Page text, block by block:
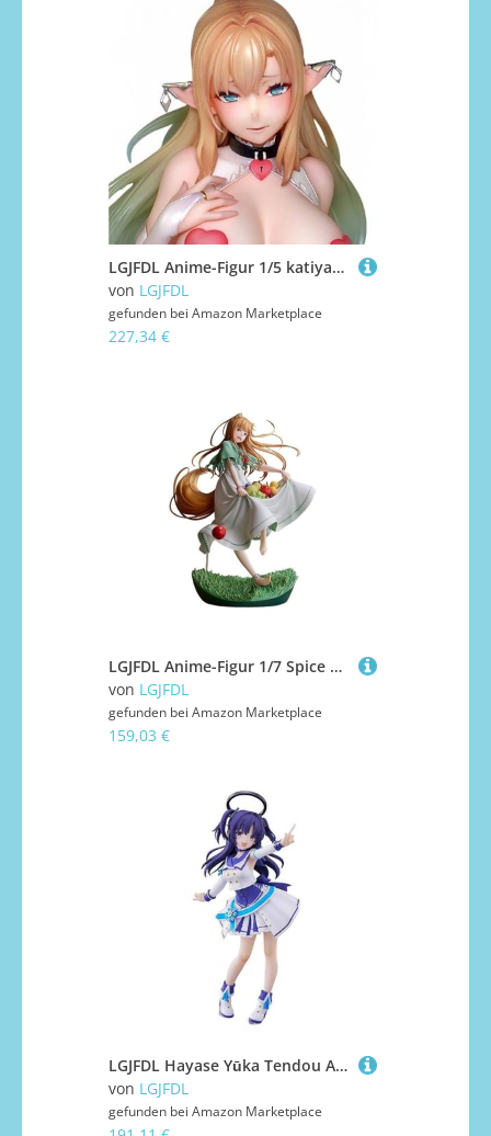
LGJFDL Anime-Figur 1/5 katiyagongzhu, niedliche Anime-Girl-Figur + 18 unzensierte Sammlung, Statue, Geschenk, Modell, Spielzeug (mit farbiger Box)
von LGJFDL
gefunden bei Amazon Marketplace
227,34 €
LGJFDL Anime-Figur 1/7 Spice und Wolf, niedliche Puppe, Dekoration, Modell, Cartoon-Spielzeugfigur, Anime-Girl-Serie, 26 cm
von LGJFDL
gefunden bei Amazon Marketplace
159,03 €
LGJFDL Hayase Yūka Tendou Aris Actionfigur aus PVC, 16 cm, Blau, Dekoration, Statue, Geschenke, Sammlerstücke
von LGJFDL
gefunden bei Amazon Marketplace